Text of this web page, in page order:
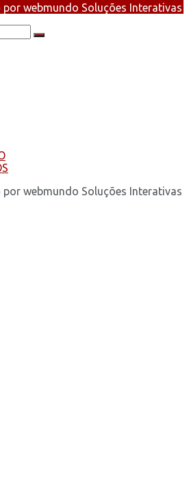
webmundo Soluções Interativas
webmundo Soluções Interativas